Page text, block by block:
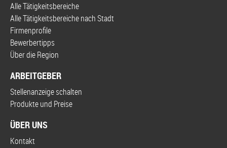
Alle Tätigkeitsbereiche
Alle Tätigkeitsbereiche nach Stadt
Firmenprofile
Bewerbertipps
Über die Region
ARBEITGEBER
Stellenanzeige schalten
Produkte und Preise
ÜBER UNS
Kontakt